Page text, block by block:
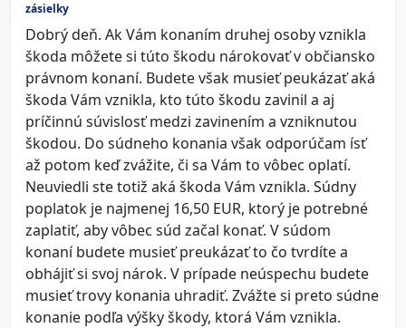
zásielky
Dobrý deň. Ak Vám konaním druhej osoby vznikla
škoda môžete si túto škodu nárokovať v občiansko
právnom konaní. Budete však musieť peukázať aká
škoda Vám vznikla, kto túto škodu zavinil a aj
príčinnú súvislosť medzi zavinením a vzniknutou
škodou. Do súdneho konania však odporúčam ísť
až potom keď zvážite, či sa Vám to vôbec oplatí.
Neuviedli ste totiž aká škoda Vám vznikla. Súdny
poplatok je najmenej 16,50 EUR, ktorý je potrebné
zaplatiť, aby vôbec súd začal konať. V súdom
konaní budete musieť preukázať to čo tvrdíte a
obhájiť si svoj nárok. V prípade neúspechu budete
musieť trovy konania uhradiť. Zvážte si preto súdne
konanie podľa výšky škody, ktorá Vám vznikla.